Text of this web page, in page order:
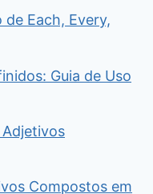
Each, Every,
Guia de Uso
Compostos em